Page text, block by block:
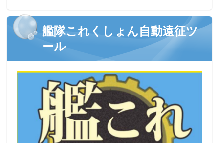
艦隊これくしょん自動遠征ツ
ール